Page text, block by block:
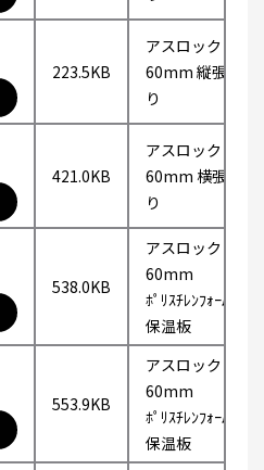
223.5KB
アスロック
60mm 縦張
り
421.0KB
アスロック
60mm 横張
り
538.0KB
アスロック
60mm
ﾎﾟﾘｽﾁﾚﾝﾌｫｰﾑ
保温板
553.9KB
アスロック
60mm
ﾎﾟﾘｽﾁﾚﾝﾌｫｰﾑ
保温板